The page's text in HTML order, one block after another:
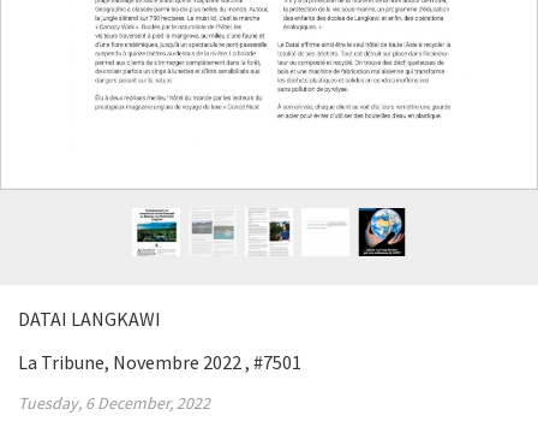
DATAI LANGKAWI
La Tribune, Novembre 2022 , #7501
Tuesday, 6 December, 2022